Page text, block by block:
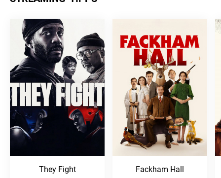
They Fight Fackham Hall